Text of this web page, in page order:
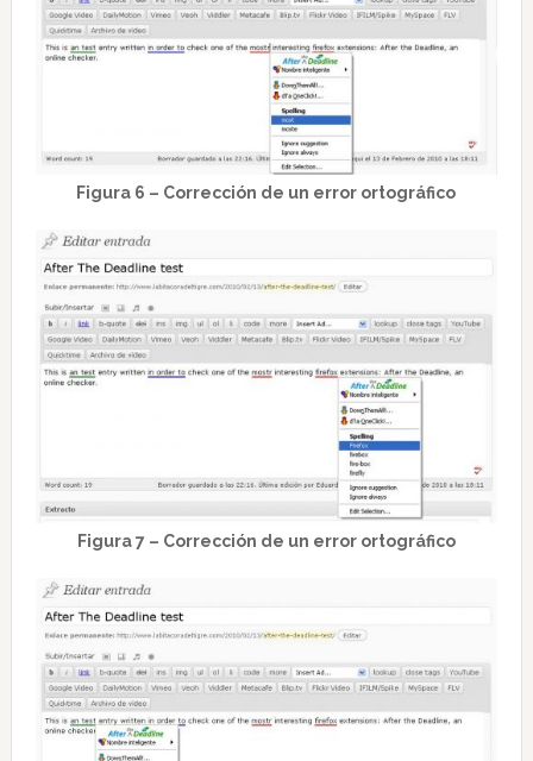
Figura 6 – Corrección de un error ortográfico
Figura 7 – Corrección de un error ortográfico